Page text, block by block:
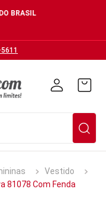
BRASIL
Vestido
81078 Com Fenda